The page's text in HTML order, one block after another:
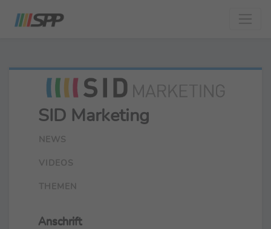
SID Marketing
NEWS
VIDEOS
THEMEN
Anschrift